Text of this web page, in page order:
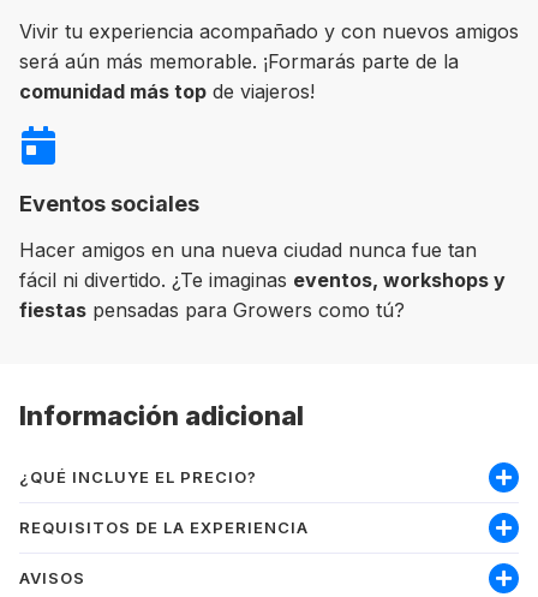
Vivir tu experiencia acompañado y con nuevos amigos
será aún más memorable. ¡Formarás parte de la
comunidad más top de viajeros!
Eventos sociales
Hacer amigos en una nueva ciudad nunca fue tan
fácil ni divertido. ¿Te imaginas eventos, workshops y
fiestas pensadas para Growers como tú?
Información adicional
¿QUÉ INCLUYE EL PRECIO?
Incluye:
REQUISITOS DE LA EXPERIENCIA
AVISOS